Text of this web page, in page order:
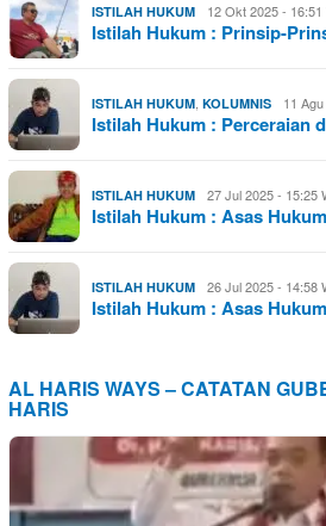
ISTILAH HUKUM 12 Okt 2025 - 16:51
Istilah Hukum : Prinsip-
ISTILAH HUKUM, KOLUMNIS 11
Istilah Hukum : Perceraian
ISTILAH HUKUM 27 Jul 2025 - 15:25
Istilah Hukum : Asas
ISTILAH HUKUM 26 Jul 2025 - 14:58
Istilah Hukum : Asas
AL HARIS WAYS – CATATAN
HARIS